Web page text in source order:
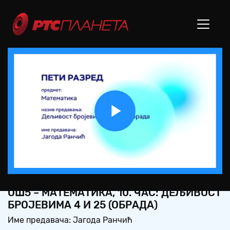
Play
Video
ОШ5 – МАТЕМАТИКА, 10. ЧАС: ДЕЉИВОСТ
БРОЈЕВИМА 4 И 25 (ОБРАДА)
Име предавача: Јагода Ранчић